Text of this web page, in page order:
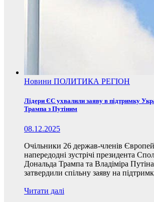
Новини ПОЛИТИКА РЕГІОН
Лідери ЄС ухвалили заяву в підтримку
Трампа з Путіним
08.12.2025
Очільники 26 держав-членів
напередодні зустрічі президента
Дональда Трампа та Владіміра
затвердили спільну заяву на
Читати далі